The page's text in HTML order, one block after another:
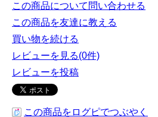
この商品について問い合わせる
この商品を友達に教える
買い物を続ける
レビューを見る(0件)
レビューを投稿
この商品をログピでつぶやく